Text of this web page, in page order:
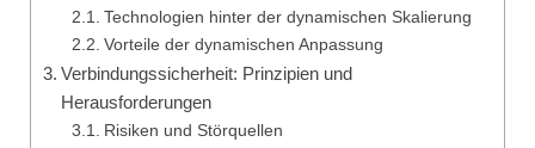
Technologien hinter der dynamischen Skalierung
Vorteile der dynamischen Anpassung
Verbindungssicherheit: Prinzipien und
Herausforderungen
Risiken und Störquellen